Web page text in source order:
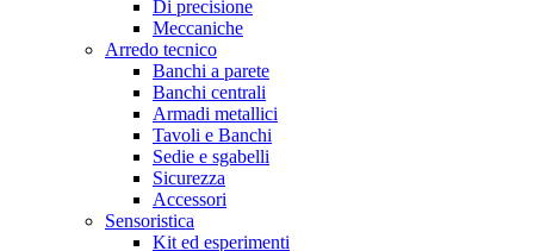
Di precisione
Meccaniche
Arredo tecnico
Banchi a parete
Banchi centrali
Armadi metallici
Tavoli e Banchi
Sedie e sgabelli
Sicurezza
Accessori
Sensoristica
Kit ed esperimenti